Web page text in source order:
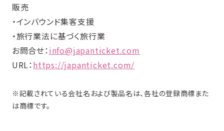
販売
・インバウンド集客支援
・旅行業法に基づく旅行業
お問合せ： info@japanticket.com
URL： https://japanticket.com/
※記載されている会社名および製品名は、各社の登録商標また
は商標です。